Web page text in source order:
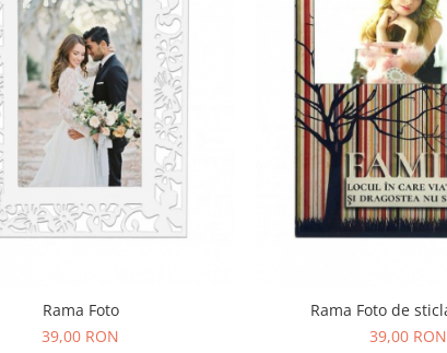
Rama Foto
39,00 RON
39,00 RON